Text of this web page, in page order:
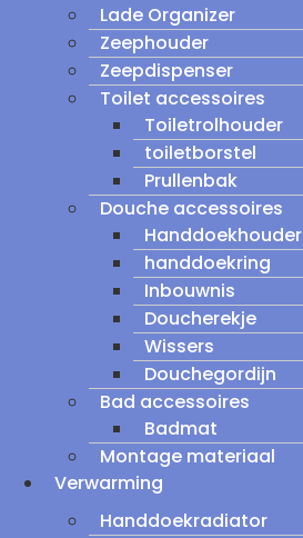
Lade Organizer
Zeephouder
Zeepdispenser
Toilet accessoires
Toiletrolhouder
toiletborstel
Prullenbak
Douche accessoires
Handdoekhouder
handdoekring
Inbouwnis
Doucherekje
Wissers
Douchegordijn
Bad accessoires
Badmat
Montage materiaal
Verwarming
Handdoekradiator